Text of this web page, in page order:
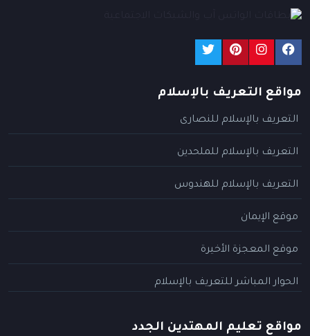
مواقع التعريف بالإسلام
التعريف بالإسلام للنصارى
التعريف بالإسلام للملحدين
التعريف بالإسلام للهندوس
موقع الإيمان
موقع المعجزة الأخيرة
الحوار المباشر للتعريف بالإسلام
مواقع تعليم المهتدين الجدد